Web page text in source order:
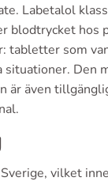
Labetalol
blodtrycket
tabletter som
Den
är även
vilket